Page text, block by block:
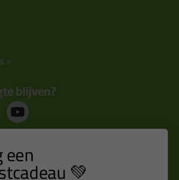
>
blijven?
deals rechtstreeks in je
💚